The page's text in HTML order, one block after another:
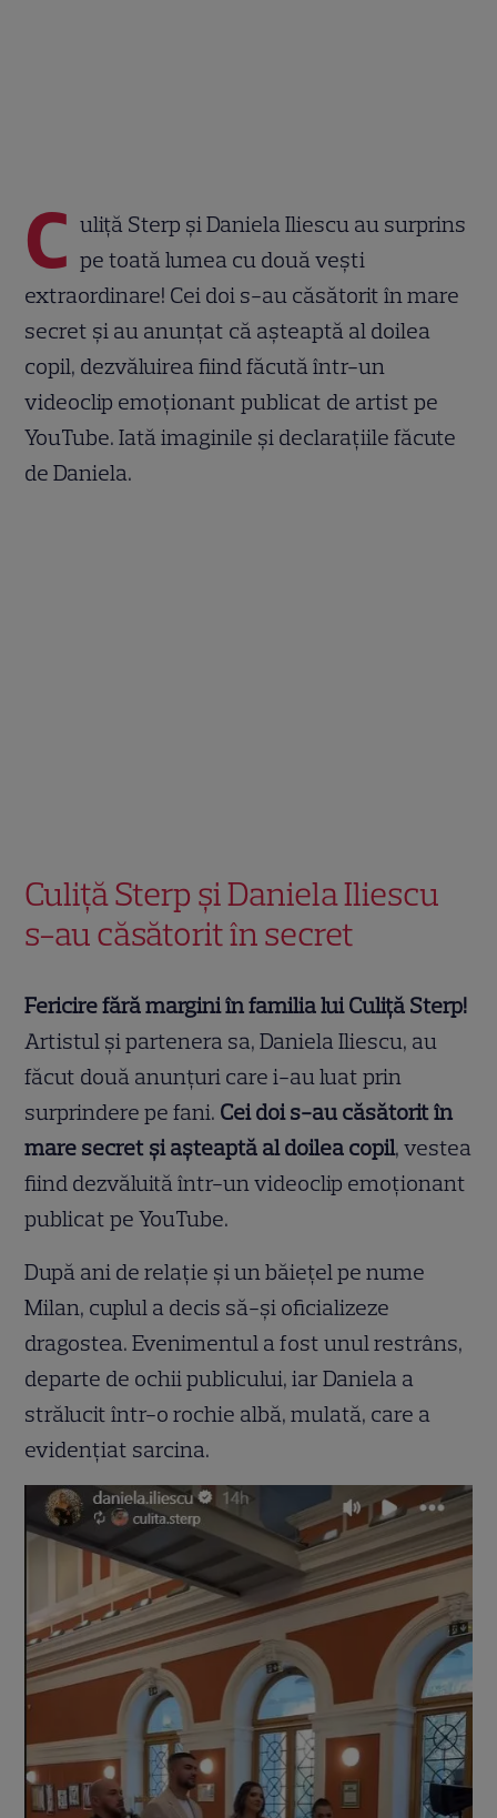
C uliță Sterp și Daniela Iliescu au surprins
pe toată lumea cu două vești
extraordinare! Cei doi s-au căsătorit în mare
secret și au anunțat că așteaptă al doilea
copil, dezvăluirea fiind făcută într-un
videoclip emoționant publicat de artist pe
YouTube. Iată imaginile și declarațiile făcute
de Daniela.
Culiță Sterp și Daniela Iliescu
s-au căsătorit în secret
Fericire fără margini în familia lui Culiță Sterp!
Artistul și partenera sa, Daniela Iliescu, au
făcut două anunțuri care i-au luat prin
surprindere pe fani. Cei doi s-au căsătorit în
mare secret și așteaptă al doilea copil, vestea
fiind dezvăluită într-un videoclip emoționant
publicat pe YouTube.
După ani de relație și un băiețel pe nume
Milan, cuplul a decis să-și oficializeze
dragostea. Evenimentul a fost unul restrâns,
departe de ochii publicului, iar Daniela a
strălucit într-o rochie albă, mulată, care a
evidențiat sarcina.